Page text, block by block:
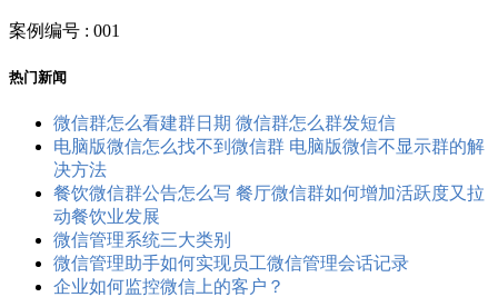
案例编号 : 001
热门新闻
微信群怎么看建群日期 微信群怎么群发短信
电脑版微信怎么找不到微信群 电脑版微信不显示群的解
决方法
餐饮微信群公告怎么写 餐厅微信群如何增加活跃度又拉
动餐饮业发展
微信管理系统三大类别
微信管理助手如何实现员工微信管理会话记录
企业如何监控微信上的客户？